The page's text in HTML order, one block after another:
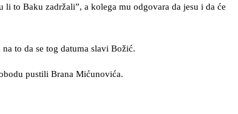
to Baku zadržali”, a kolega mu odgovara da jesu i da će
to da se tog datuma slavi Božić.
pustili Brana Mićunovića.